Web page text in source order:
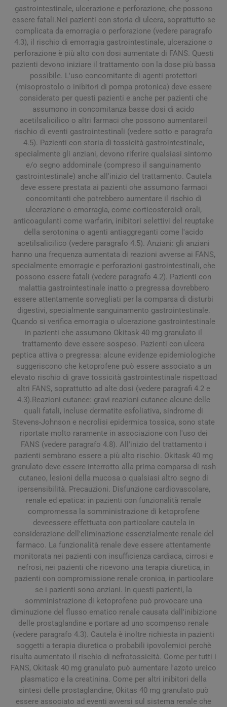
gastrointestinale, ulcerazione e perforazione, che possono
essere fatali.Nei pazienti con storia di ulcera, soprattutto se
complicata da emorragia o perforazione (vedere paragrafo
4.3), il rischio di emorragia gastrointestinale, ulcerazione o
perforazione è più alto con dosi aumentate di FANS. Questi
pazienti devono iniziare il trattamento con la dose più bassa
possibile. L'uso concomitante di agenti protettori
(misoprostolo o inibitori di pompa protonica) deve essere
considerato per questi pazienti e anche per pazienti che
assumono in concomitanza basse dosi di acido
acetilsalicilico o altri farmaci che possono aumentareil
rischio di eventi gastrointestinali (vedere sotto e paragrafo
4.5). Pazienti con storia di tossicità gastrointestinale,
specialmente gli anziani, devono riferire qualsiasi sintomo
e/o segno addominale (compreso il sanguinamento
gastrointestinale) anche all'inizio del trattamento. Cautela
deve essere prestata ai pazienti che assumono farmaci
concomitanti che potrebbero aumentare il rischio di
ulcerazione o emorragia, come corticosteroidi orali,
anticoagulanti come warfarin, inibitori selettivi del reuptake
della serotonina o agenti antiaggreganti come l'acido
acetilsalicilico (vedere paragrafo 4.5). Anziani: gli anziani
hanno una frequenza aumentata di reazioni avverse ai FANS,
specialmente emorragie e perforazioni gastrointestinali, che
possono essere fatali (vedere paragrafo 4.2). Pazienti con
malattia gastrointestinale inatto o pregressa dovrebbero
essere attentamente sorvegliati per la comparsa di disturbi
digestivi, specialmente sanguinamento gastrointestinale.
Quando si verifica emorragia o ulcerazione gastrointestinale
in pazienti che assumono Okitask 40 mg granulato il
trattamento deve essere sospeso. Pazienti con ulcera
peptica attiva o pregressa: alcune evidenze epidemiologiche
suggeriscono che ketoprofene può essere associato a un
elevato rischio di grave tossicità gastrointestinale rispettoad
altri FANS, soprattutto ad alte dosi (vedere paragrafi 4.2 e
4.3).Reazioni cutanee: gravi reazioni cutanee alcune delle
quali fatali, incluse dermatite esfoliativa, sindrome di
Stevens-Johnson e necrolisi epidermica tossica, sono state
riportate molto raramente in associazione con l'uso dei
FANS (vedere paragrafo 4.8). All'inizio del trattamento i
pazienti sembrano essere a più alto rischio. Okitask 40 mg
granulato deve essere interrotto alla prima comparsa di rash
cutaneo, lesioni della mucosa o qualsiasi altro segno di
ipersensibilità. Precauzioni. Disfunzione cardiovascolare,
renale ed epatica: in pazienti con funzionalità renale
compromessa la somministrazione di ketoprofene
deveessere effettuata con particolare cautela in
considerazione dell'eliminazione essenzialmente renale del
farmaco. La funzionalità renale deve essere attentamente
monitorata nei pazienti con insufficienza cardiaca, cirrosi e
nefrosi, nei pazienti che ricevono una terapia diuretica, in
pazienti con compromissione renale cronica, in particolare
se i pazienti sono anziani. In questi pazienti, la
somministrazione di ketoprofene può provocare una
diminuzione del flusso ematico renale causata dall'inibizione
delle prostaglandine e portare ad uno scompenso renale
(vedere paragrafo 4.3). Cautela è inoltre richiesta in pazienti
soggetti a terapia diuretica o probabili ipovolemici perchè
risulta aumentato il rischio di nefrotossicità. Come per tutti i
FANS, Okitask 40 mg granulato può aumentare l'azoto ureico
plasmatico e la creatinina. Come per altri inibitori della
sintesi delle prostaglandine, Okitas 40 mg granulato può
essere associato ad eventi avversi sul sistema renale che